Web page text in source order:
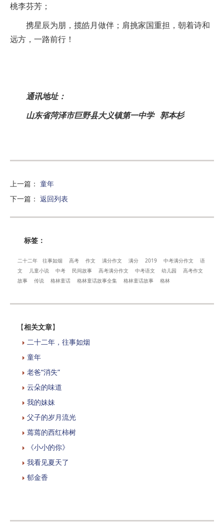
桃李芬芳；
携星辰为朋，揽皓月做伴；肩挑家国重担，朝着诗和
远方，一路前行！
通讯地址：
山东省菏泽市巨野县大义镇第一中学 郭本杉
上一篇 ： 童年
下一篇 ： 返回列表
标签：
二十二年 往事如烟 高考 作文 满分作文 满分 2019 中考满分作文
语
文
儿童小说 中考 民间故事 高考满分作文 中考语文 幼儿园
高考作文
故事
传说 格林童话 格林童话故事全集 格林童话故事 格林
【相关文章】
二十二年，往事如烟
童年
老爸“消失”
云朵的味道
我的妹妹
父子的岁月流光
蔫蔫的西红柿树
《小小的你》
我看见夏天了
郁金香